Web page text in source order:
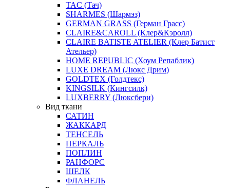
TAC (Тач)
SHARMES (Шармэз)
GERMAN GRASS (Герман Грасс)
CLAIRE&CAROLL (Клер&Кэролл)
CLAIRE BATISTE ATELIER (Клер Батист
Ательер)
HOME REPUBLIC (Хоум Репаблик)
LUXE DREAM (Люкс Дрим)
GOLDTEX (Голдтекс)
KINGSILK (Кингсилк)
LUXBERRY (Люксбери)
Вид ткани
САТИН
ЖАККАРД
ТЕНСЕЛЬ
ПЕРКАЛЬ
ПОПЛИН
РАНФОРС
ШЕЛК
ФЛАНЕЛЬ